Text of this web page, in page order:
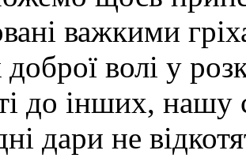
важкими
доброї волі у
до інших, нашу
дари не